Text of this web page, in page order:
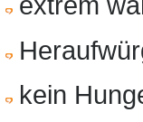
kein